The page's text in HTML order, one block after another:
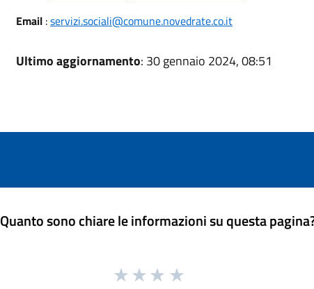
Email:servizi.sociali@comune.novedrate.co.it
Ultimo aggiornamento: 30 gennaio 2024, 08:51
Quanto sono chiare le informazioni su questa